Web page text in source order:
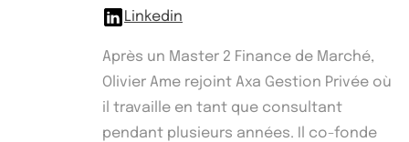
Linkedin
Après un Master 2 Finance de Marché,
Olivier Ame rejoint Axa Gestion Privée où
il travaille en tant que consultant
pendant plusieurs années. Il co-fonde